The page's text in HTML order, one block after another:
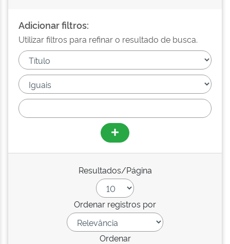
Adicionar filtros:
Utilizar filtros para refinar o resultado de busca.
Resultados/Página
Ordenar registros por
Ordenar